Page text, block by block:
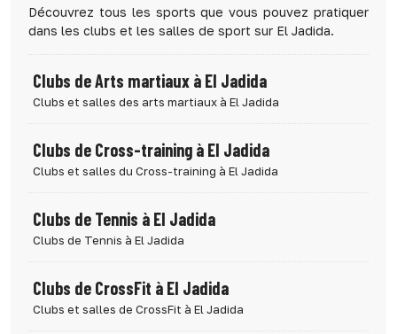
Découvrez tous les sports que vous pouvez pratiquer
dans les clubs et les salles de sport sur El Jadida.
Clubs de Arts martiaux à El Jadida
Clubs et salles des arts martiaux à El Jadida
Clubs de Cross-training à El Jadida
Clubs et salles du Cross-training à El Jadida
Clubs de Tennis à El Jadida
Clubs de Tennis à El Jadida
Clubs de CrossFit à El Jadida
Clubs et salles de CrossFit à El Jadida